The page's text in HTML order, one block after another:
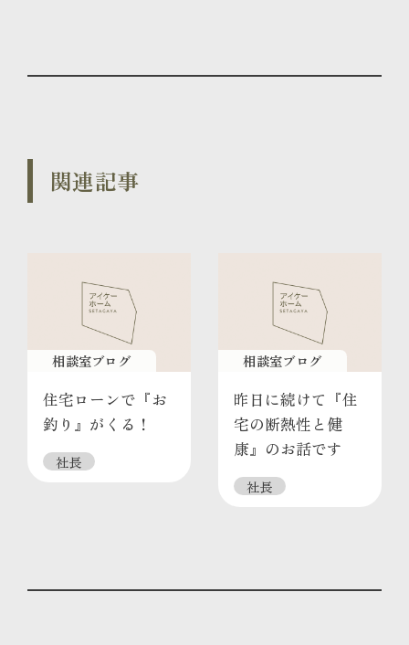
関連記事
相談室ブログ
住宅ローンで『お
釣り』がくる！
社長
相談室ブログ
昨日に続けて『住
宅の断熱性と健
康』のお話です
社長